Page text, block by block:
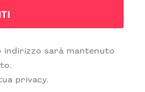
indirizzo sarà mantenuto
privacy.